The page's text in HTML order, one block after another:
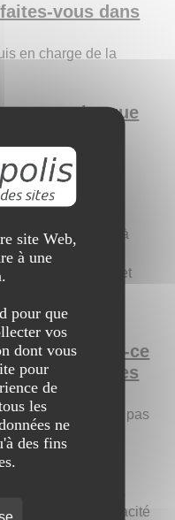
vous dans
en charge de la
au site que
?
:
que la
pour la santé à
nous avons
médicinales et
pour leurs
? Qu'est-ce
des autres
ne se valent pas
parmi toute l'offre
internet. C'est
pour vous des
les bonnes
pour une efficacité
site Web,
à une
pour que
vos
dont vous
pour
de
les
ne
des fins